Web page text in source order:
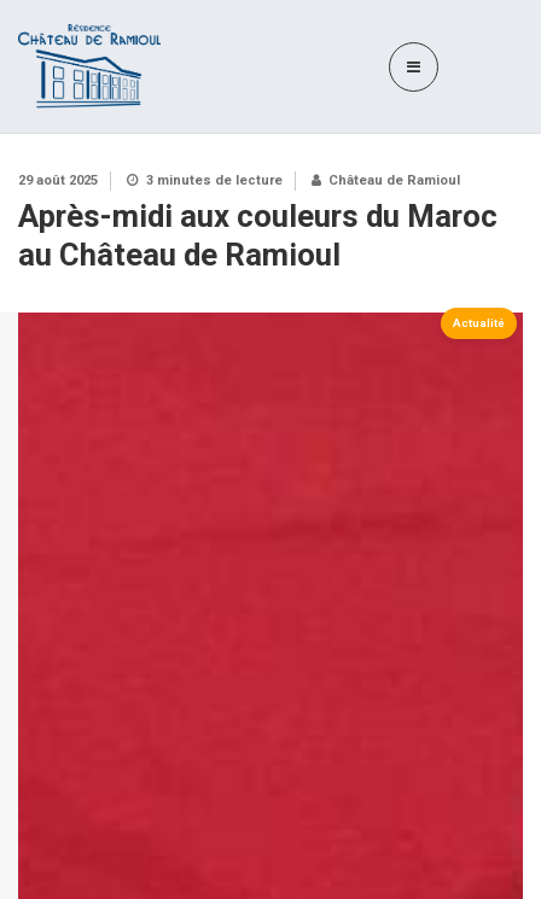
29 août 2025 3 minutes de lecture Château de Ramioul
Après-midi aux couleurs du Maroc
au Château de Ramioul
Actualité